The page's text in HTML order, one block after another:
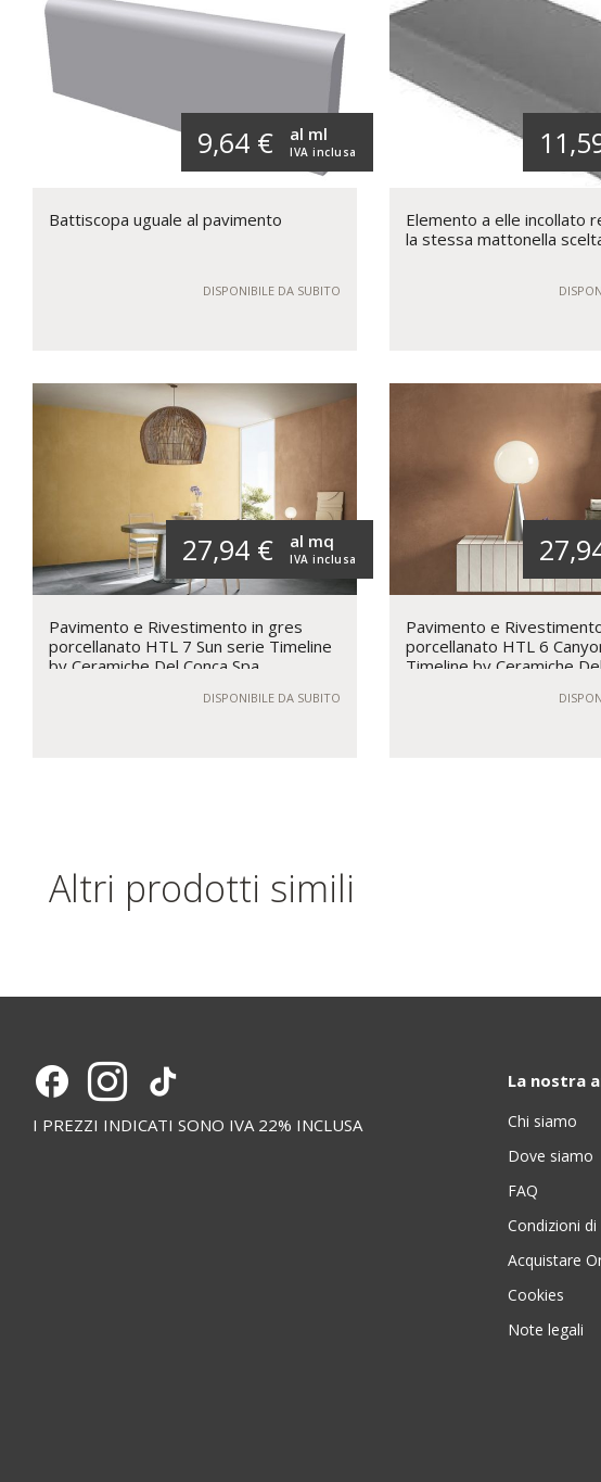
9,64 € IVA inclusa
al ml
Battiscopa uguale al pavimento
DISPONIBILE DA SUBITO
Elemento a elle incollato
la stessa mattonella
27,94 € IVA inclusa
al mq
Pavimento e Rivestimento in gres
porcellanato HTL 7 Sun serie Timeline
by Ceramiche Del Conca Spa
DISPONIBILE DA SUBITO
Pavimento e
porcellanato HTL 6
Timeline by Ceramiche
Altri prodotti simili
I PREZZI INDICATI SONO IVA 22% INCLUSA
La nostra
Chi siamo
Dove siamo
FAQ
Condizioni
Acquistare
Cookies
Note legali